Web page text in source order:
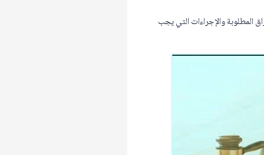
المطلوبة والإجراءات التي يجب